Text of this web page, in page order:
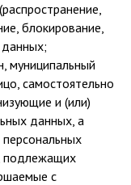
блокирование,
муниципальный
самостоятельно
и (или)
данных, а
подлежащих
с